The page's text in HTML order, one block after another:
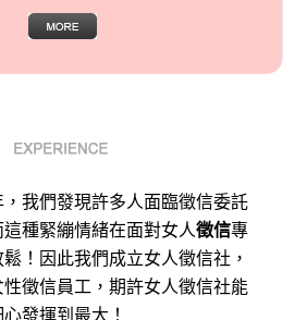
，我們發現許多人面臨徵信委託
種緊繃情緒在面對女人徵信專
！因此我們成立女人徵信社，
徵信員工，期許女人徵信社能
發揮到最大 ！